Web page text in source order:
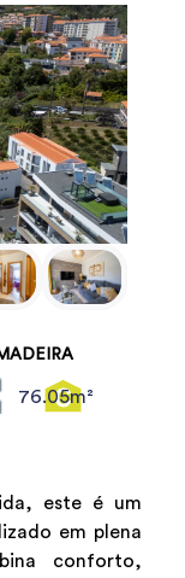
76.05m²
este é um
em plena
conforto,